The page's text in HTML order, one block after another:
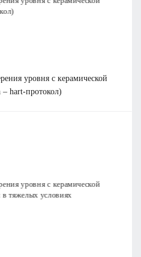
hart-протокол)